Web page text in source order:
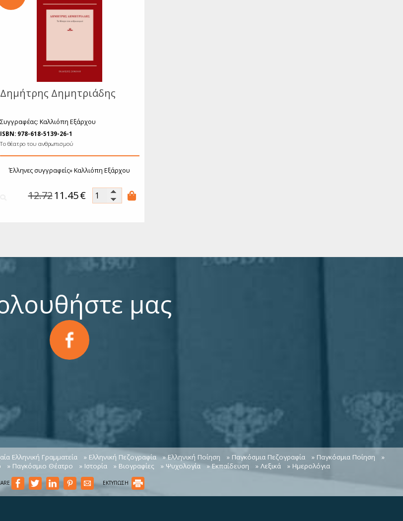
Δημήτρης Δημητριάδης
Συγγραφέας: Καλλιόπη Εξάρχου
ISBN: 978-618-5139-26-1
Το θέατρο του ανθρωπισμού
Έλληνες συγγραφείς»Καλλιόπη Εξάρχου
12.7211.45€
μας
Ελληνική Γραμματεία » Ελληνική Πεζογραφία » Ελληνική Ποίηση » Παγκόσμια Πεζογραφία » Παγκόσμια Ποίηση
»
» Παγκόσμιο Θέατρο » Ιστορία » Βιογραφίες » Ψυχολογία » Εκπαίδευση » Λεξικά » Ημερολόγια
ΕΚΤΥΠΩΣΗ